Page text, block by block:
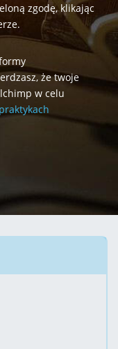
zgodę, klikając
że twoje
w celu